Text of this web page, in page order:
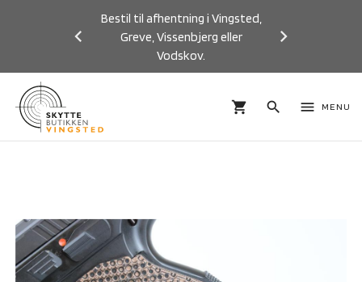
Bestil til afhentning i Vingsted,
Greve, Vissenbjerg eller
Vodskov.
Previous
shopping_cart search menu MENU